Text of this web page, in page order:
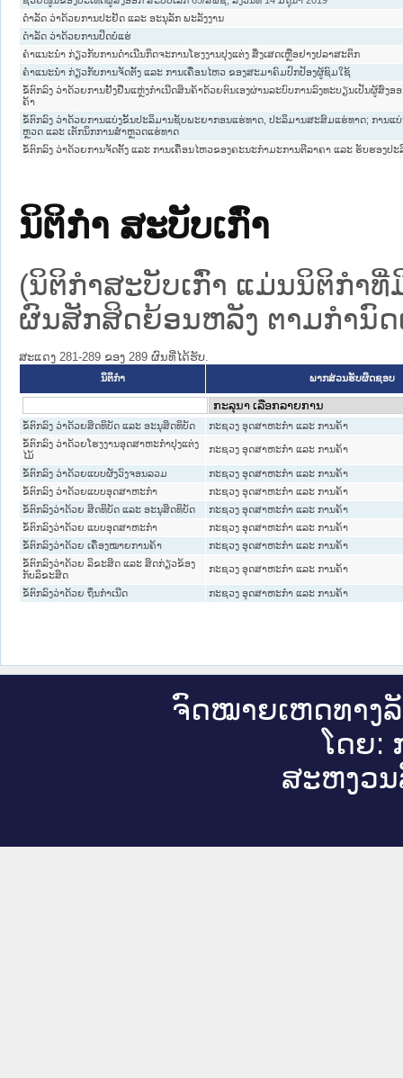
ດໍາລັດ ວ່າດ້ວຍການປະຢັດ ແລະ ອະນຸລັກ ພະລັງງານ
ດໍາລັດ ວ່າດ້ວຍການປິດບໍ່ແຮ່
ຄໍາແນະນໍາ ກ່ຽວກັບການດໍາເນີນກິດຈະການໂຮງງານປຸງແຕ່ງ ສິ່ງເສດເຫຼືອຢາງປລາສະຕິກ
ຄໍາແນະນຳ ກ່ຽວກັບການຈັດຕັ້ງ ແລະ ການເຄື່ອນໄຫວ ຂອງສະມາຄົມປົກປ້ອງຜູ້ຊົມໃຊ້
ຂໍ້ຕົກລົງ ວ່າດ້ວຍການຢັ້ງຢືນແຫຼ່ງກໍາເນີດສິນຄ້າດ້ວຍຕົນເອງຜ່ານລະບົບການລົງທະບຽນເປັນຜູ້ສົ່ງອ
ຄ້າ
ຂໍ້ຕົກລົງ ວ່າດ້ວຍການແບ່ງຂັ້ນປະລິມານຊັບພະຍາກອນແຮ່ທາດ, ປະລິມານສະສົມແຮ່ທາດ; ການແບ່
ຫຼວດ ແລະ ເຕັກນິກການສໍາຫຼວດແຮ່ທາດ
ຂໍ້ຕົກລົງ ວ່າດ້ວຍການຈັດຕັ້ງ ແລະ ການເຄື່ອນໄຫວຂອງຄະນະກໍາມະການຕີລາຄາ ແລະ ຮັບຮອງປ
ນິຕິກໍາ ສະບັບເກົ່າ
(ນິຕິກໍາສະບັບເກົ່າ ແມ່ນນິຕິກໍາ
ຜົນສັກສິດຍ້ອນຫລັງ ຕາມກໍານົດ
ສະແດງ 281-289 ຂອງ 289 ຜົນທີ່ໄດ້ຮັບ.
ນິຕິກໍາ ພາກສ່ວນຮັບຜິດຊອບ
ຂໍ້ຕົກລົງ ວ່າດ້ວຍສິດທິບັດ ແລະ ອະນຸສິດທິບັດ
ກະຊວງ ອຸດສາຫະກຳ ແລະ ການຄ້າ
ຂໍ້ຕົກລົງ ວ່າດ້ວຍໂຮງງານອຸດສາຫະກໍາປຸງແຕ່ງ
ໄມ້
ກະຊວງ ອຸດສາຫະກຳ ແລະ ການຄ້າ
ຂໍ້ຕົກລົງ ວ່າດ້ວຍແບບຜັງວົງຈອນລວມ
ກະຊວງ ອຸດສາຫະກຳ ແລະ ການຄ້າ
ຂໍ້ຕົກລົງ ວ່າດ້ວຍແບບອຸດສາຫະກໍາ
ກະຊວງ ອຸດສາຫະກຳ ແລະ ການຄ້າ
ຂໍ້ຕົກລົງວ່າດ້ວຍ ສິດທິບັດ ແລະ ອະນຸສິດທິບັດ
ກະຊວງ ອຸດສາຫະກຳ ແລະ ການຄ້າ
ຂໍ້ຕົກລົງວ່າດ້ວຍ ແບບອຸດສາຫະກໍາ
ກະຊວງ ອຸດສາຫະກຳ ແລະ ການຄ້າ
ຂໍ້ຕົກລົງວ່າດ້ວຍ ເຄື່ອງໝາຍການຄ້າ
ກະຊວງ ອຸດສາຫະກຳ ແລະ ການຄ້າ
ຂໍ້ຕົກລົງວ່າດ້ວຍ ລິຂະສິດ ແລະ ສິດກ່ຽວຂ້ອງ
ກັບລິຂະສິດ
ກະຊວງ ອຸດສາຫະກຳ ແລະ ການຄ້າ
ຂໍ້ຕົກລົງວ່າດ້ວຍ ຖິ່ນກໍາເນີດ ກະຊວງ ອຸດສາຫະກຳ ແລະ ການຄ້າ
ຈົດ​ໝາຍ​ເຫດ​ທາງ​
ໂດຍ:
ສະ​ຫງວນ​